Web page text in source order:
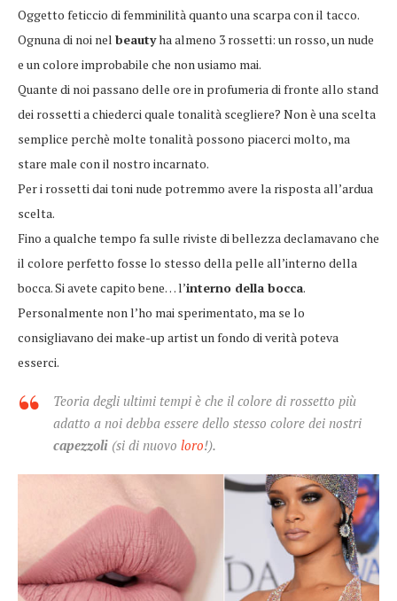
Oggetto feticcio di femminilità quanto una scarpa con il tacco.
Ognuna di noi nel beautyha almeno 3 rossetti: un rosso, un nude
e un colore improbabile che non usiamo mai.
Quante di noi passano delle ore in profumeria di fronte allo stand
dei rossetti a chiederci quale tonalità scegliere? Non è una scelta
semplice perchè molte tonalità possono piacerci molto, ma
stare male con il nostro incarnato.
Per i rossetti dai toni nude potremmo avere la risposta all’ardua
scelta.
Fino a qualche tempo fa sulle riviste di bellezza declamavano che
il colore perfetto fosse lo stesso della pelle all’interno della
bocca. Si avete capito bene… l’interno della bocca.
Personalmente non l’ho mai sperimentato, ma se lo
consigliavano dei make-up artist un fondo di verità poteva
esserci.
Teoria degli ultimi tempi è che il colore di rossetto più
adatto a noi debba essere dello stesso colore dei nostri
capezzoli (si di nuovo loro!).